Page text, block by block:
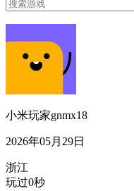
小米玩家gnmx18
2026年05月29日
浙江
玩过0秒